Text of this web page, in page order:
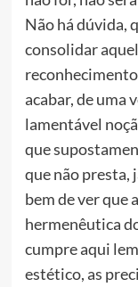
Não há dúvida,
consolidar
acabar, de uma
lamentável
que
que não presta,
bem de ver que
hermenêutica
cumpre aqui
estético, as